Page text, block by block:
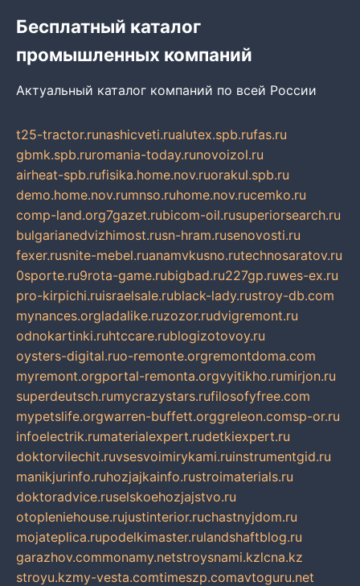
Бесплатный каталог
промышленных компаний
Актуальный каталог компаний по всей России
t25-tractor.runashicveti.rualutex.spb.rufas.ru
gbmk.spb.ruromania-today.runovoizol.ru
airheat-spb.rufisika.home.nov.ruorakul.spb.ru
demo.home.nov.rumnso.ruhome.nov.rucemko.ru
comp-land.org7gazet.rubicom-oil.rusuperiorsearch.ru
bulgarianedvizhimost.rusn-hram.rusenovosti.ru
fexer.rusnite-mebel.ruanamvkusno.rutechnosaratov.ru
0sporte.ru9rota-game.rubigbad.ru227gp.ruwes-ex.ru
pro-kirpichi.ruisraelsale.rublack-lady.rustroy-db.com
mynances.orgladalike.ruzozor.rudvigremont.ru
odnokartinki.ruhtccare.rublogizotovoy.ru
oysters-digital.ruo-remonte.orgremontdoma.com
myremont.orgportal-remonta.orgvyitikho.rumirjon.ru
superdeutsch.rumycrazystars.rufilosofyfree.com
mypetslife.orgwarren-buffett.orggreleon.comsp-or.ru
infoelectrik.rumaterialexpert.rudetkiexpert.ru
doktorvilechit.ruvsesvoimirykami.ruinstrumentgid.ru
manikjurinfo.ruhozjajkainfo.rustroimaterials.ru
doktoradvice.ruselskoehozjajstvo.ru
otopleniehouse.rujustinterior.ruchastnyjdom.ru
mojateplica.rupodelkimaster.rulandshaftblog.ru
garazhov.commonamy.netstroysnami.kzlcna.kz
stroyu.kzmy-vesta.comtimeszp.comavtoguru.net